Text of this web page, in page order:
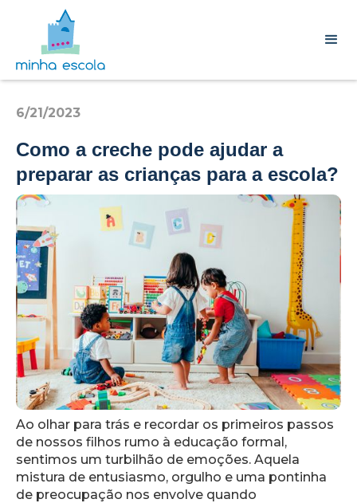
6/21/2023
Como a creche pode ajudar a
preparar as crianças para a escola?
Ao olhar para trás e recordar os primeiros passos
de nossos filhos rumo à educação formal,
sentimos um turbilhão de emoções. Aquela
mistura de entusiasmo, orgulho e uma pontinha
de preocupação nos envolve quando